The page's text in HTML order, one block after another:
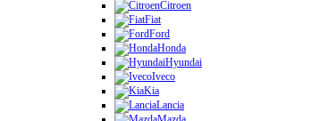
Citroen
Fiat
Ford
Honda
Hyundai
Iveco
Kia
Lancia